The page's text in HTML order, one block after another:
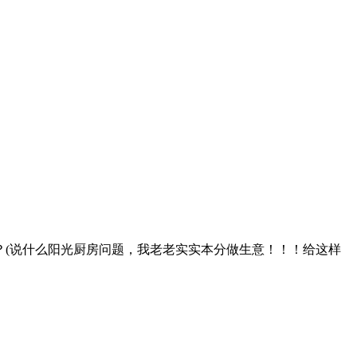
什么阳光厨房问题，我老老实实本分做生意！！！给这样